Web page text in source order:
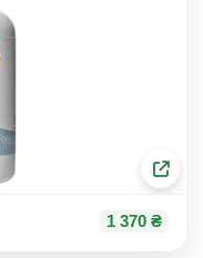
1 370 ₴